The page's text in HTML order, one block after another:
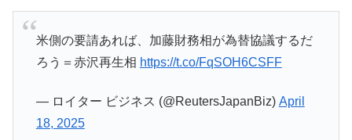
米側の要請あれば、加藤財務相が為替協議するだ
ろう＝赤沢再生相 https://t.co/FqSOH6CSFF
— ロイター ビジネス (@ReutersJapanBiz) April
18, 2025